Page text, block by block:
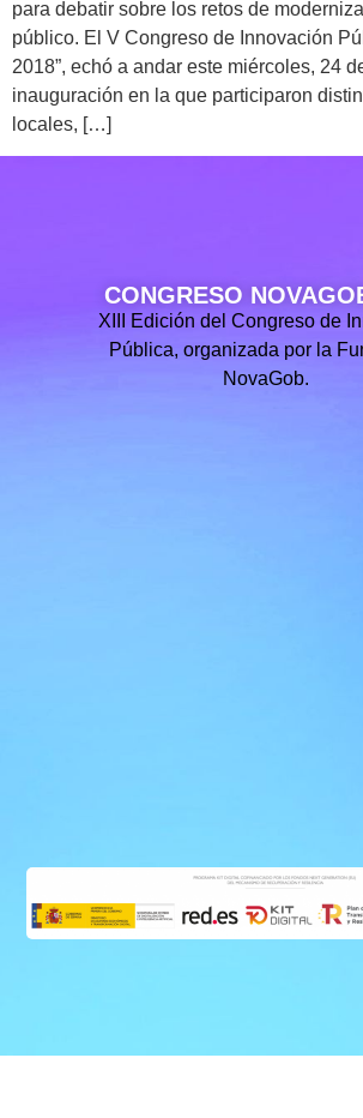
para debatir sobre los retos de
público. El V Congreso de Innovación
2018”, echó a andar este miércoles, 24
inauguración en la que participaron
locales, […]
CONGRESO
XIII Edición del Congreso de
Pública, organizada por la
NovaGob.